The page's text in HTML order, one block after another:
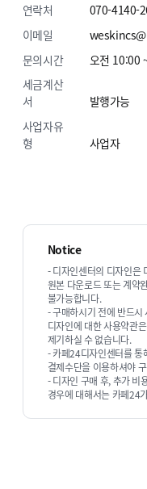
연락처
070-4140-
이메일
문의시간
오전 10:00
세금계산
서
발행가능
사업자유
형
사업자
Notice
- 디자인센터의 디자인은
원본 다운로드 또는 계약
불가능합니다.
- 구매하시기 전에 반드
디자인에 대한 사용약관
제기하실 수 없습니다.
- 카페24디자인센터를 통
결제수단을 이용하셔야
- 디자인 구매 후, 추가 비
경우에 대해서는 카페24